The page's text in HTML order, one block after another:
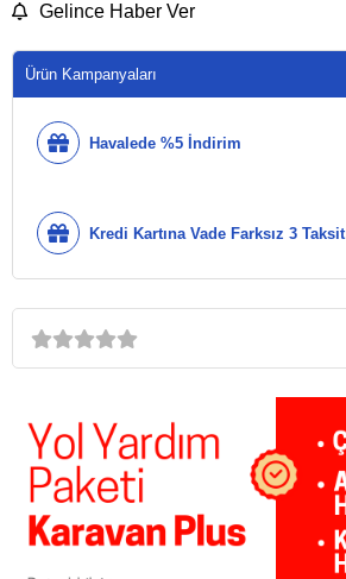
Gelince Haber Ver
Ürün Kampanyaları
Havalede %5 İndirim
Kredi Kartına Vade Farksız 3 Taksit